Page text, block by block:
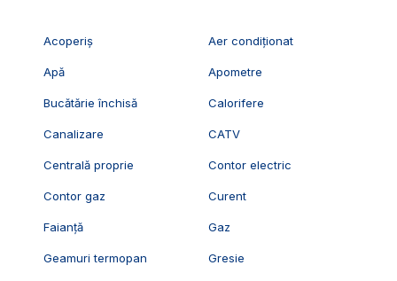
Acoperiș Aer condiționat
Apă Apometre
Bucătărie închisă Calorifere
Canalizare CATV
Centrală proprie Contor electric
Contor gaz Curent
Faianță Gaz
Geamuri termopan Gresie